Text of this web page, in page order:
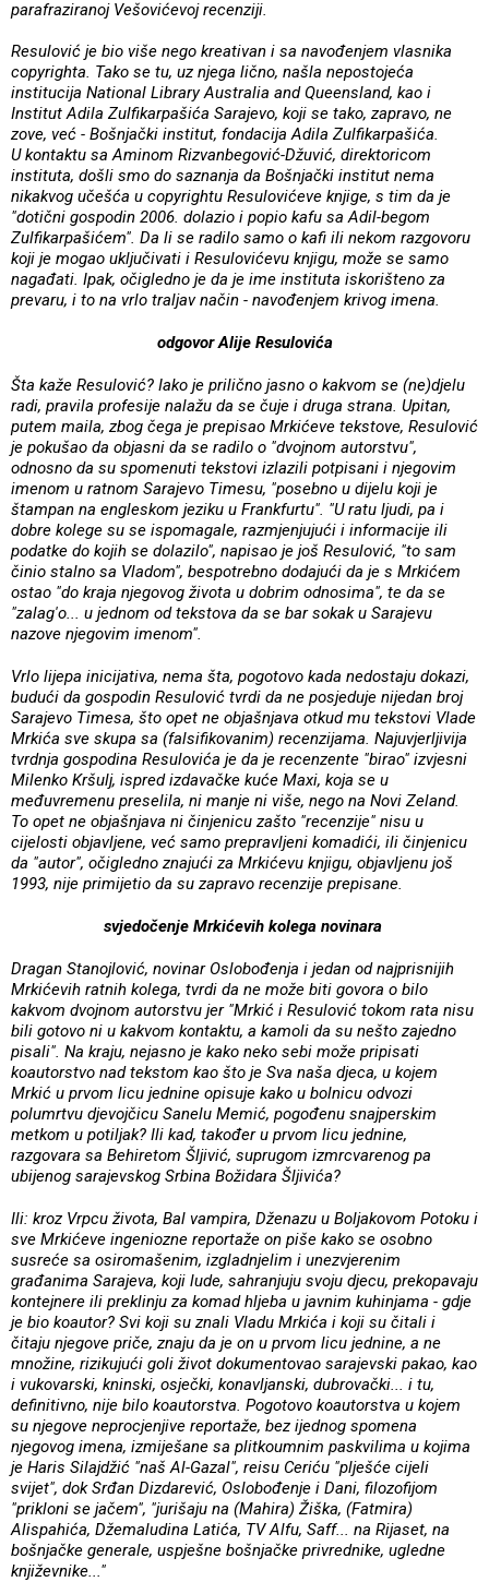
parafraziranoj Vešovićevoj recenziji.
Resulović je bio više nego kreativan i sa navođenjem vlasnika
copyrighta. Tako se tu, uz njega lično, našla nepostojeća
institucija National Library Australia and Queensland, kao i
Institut Adila Zulfikarpašića Sarajevo, koji se tako, zapravo, ne
zove, već - Bošnjački institut, fondacija Adila Zulfikarpašića.
U kontaktu sa Aminom Rizvanbegović-Džuvić, direktoricom
instituta, došli smo do saznanja da Bošnjački institut nema
nikakvog učešća u copyrightu Resulovićeve knjige, s tim da je
"dotični gospodin 2006. dolazio i popio kafu sa Adil-begom
Zulfikarpašićem". Da li se radilo samo o kafi ili nekom razgovoru
koji je mogao uključivati i Resulovićevu knjigu, može se samo
nagađati. Ipak, očigledno je da je ime instituta iskorišteno za
prevaru, i to na vrlo traljav način - navođenjem krivog imena.
odgovor Alije Resulovića
Šta kaže Resulović? Iako je prilično jasno o kakvom se (ne)djelu
radi, pravila profesije nalažu da se čuje i druga strana. Upitan,
putem maila, zbog čega je prepisao Mrkićeve tekstove, Resulović
je pokušao da objasni da se radilo o "dvojnom autorstvu",
odnosno da su spomenuti tekstovi izlazili potpisani i njegovim
imenom u ratnom Sarajevo Timesu, "posebno u dijelu koji je
štampan na engleskom jeziku u Frankfurtu". "U ratu ljudi, pa i
dobre kolege su se ispomagale, razmjenjujući i informacije ili
podatke do kojih se dolazilo", napisao je još Resulović, "to sam
činio stalno sa Vladom", bespotrebno dodajući da je s Mrkićem
ostao "do kraja njegovog života u dobrim odnosima", te da se
"zalag'o... u jednom od tekstova da se bar sokak u Sarajevu
nazove njegovim imenom".
Vrlo lijepa inicijativa, nema šta, pogotovo kada nedostaju dokazi,
budući da gospodin Resulović tvrdi da ne posjeduje nijedan broj
Sarajevo Timesa, što opet ne objašnjava otkud mu tekstovi Vlade
Mrkića sve skupa sa (falsifikovanim) recenzijama. Najuvjerljivija
tvrdnja gospodina Resulovića je da je recenzente "birao" izvjesni
Milenko Kršulj, ispred izdavačke kuće Maxi, koja se u
međuvremenu preselila, ni manje ni više, nego na Novi Zeland.
To opet ne objašnjava ni činjenicu zašto "recenzije" nisu u
cijelosti objavljene, već samo prepravljeni komadići, ili činjenicu
da "autor", očigledno znajući za Mrkićevu knjigu, objavljenu još
1993, nije primijetio da su zapravo recenzije prepisane.
svjedočenje Mrkićevih kolega novinara
Dragan Stanojlović, novinar Oslobođenja i jedan od najprisnijih
Mrkićevih ratnih kolega, tvrdi da ne može biti govora o bilo
kakvom dvojnom autorstvu jer "Mrkić i Resulović tokom rata nisu
bili gotovo ni u kakvom kontaktu, a kamoli da su nešto zajedno
pisali". Na kraju, nejasno je kako neko sebi može pripisati
koautorstvo nad tekstom kao što je Sva naša djeca, u kojem
Mrkić u prvom licu jednine opisuje kako u bolnicu odvozi
polumrtvu djevojčicu Sanelu Memić, pogođenu snajperskim
metkom u potiljak? Ili kad, također u prvom licu jednine,
razgovara sa Behiretom Šljivić, suprugom izmrcvarenog pa
ubijenog sarajevskog Srbina Božidara Šljivića?
Ili: kroz Vrpcu života, Bal vampira, Dženazu u Boljakovom Potoku i
sve Mrkićeve ingeniozne reportaže on piše kako se osobno
susreće sa osiromašenim, izgladnjelim i unezvjerenim
građanima Sarajeva, koji lude, sahranjuju svoju djecu, prekopavaju
kontejnere ili preklinju za komad hljeba u javnim kuhinjama - gdje
je bio koautor? Svi koji su znali Vladu Mrkića i koji su čitali i
čitaju njegove priče, znaju da je on u prvom licu jednine, a ne
množine, rizikujući goli život dokumentovao sarajevski pakao, kao
i vukovarski, kninski, osječki, konavljanski, dubrovački... i tu,
definitivno, nije bilo koautorstva. Pogotovo koautorstva u kojem
su njegove neprocjenjive reportaže, bez ijednog spomena
njegovog imena, izmiješane sa plitkoumnim paskvilima u kojima
je Haris Silajdžić "naš Al-Gazal", reisu Ceriću "plješće cijeli
svijet", dok Srđan Dizdarević, Oslobođenje i Dani, filozofijom
"prikloni se jačem", "jurišaju na (Mahira) Žiška, (Fatmira)
Alispahića, Džemaludina Latića, TV Alfu, Saff... na Rijaset, na
bošnjačke generale, uspješne bošnjačke privrednike, ugledne
književnike..."